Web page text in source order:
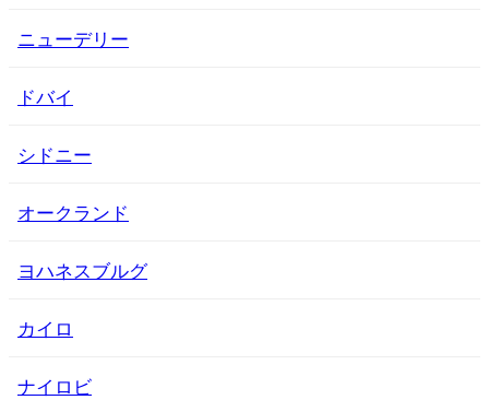
ニューデリー
ドバイ
シドニー
オークランド
ヨハネスブルグ
カイロ
ナイロビ